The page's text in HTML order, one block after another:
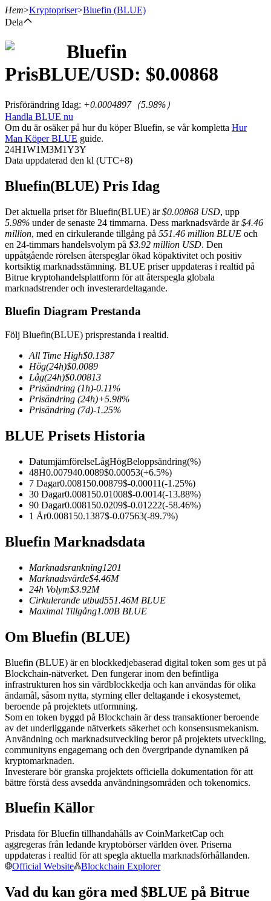
USDT Futures
TradFi
Derivat för aktier, valuta, ädelmetaller och råvaror
USDC Futures
Kopiera Trading
Gå med de bästa handlarna
Njut av vinstdelning och kopieringshandelsprovisioner
Hem>Kryptopriser>Bluefin (BLUE)
Dela
Bluefin
PrisBLUE/USD: $0.00868
Prisförändring Idag: +0.0004897（5.98%）
Handla BLUE nu
Om du är osäker på hur du köper Bluefin, se vår kompletta Hur
Man Köper BLUE guide.
24H1W1M3M1Y3Y
Data uppdaterad den kl (UTC+8)
Bluefin(BLUE) Pris Idag
Det aktuella priset för Bluefin(BLUE) är$0.00868 USD, upp
5.98% under de senaste 24 timmarna. Dess marknadsvärde är$4.46
million, med en cirkulerande tillgång på 551.46 million BLUE och
en 24-timmars handelsvolym på $3.92 million USD. Den
uppåtgående rörelsen återspeglar ökad köpaktivitet och positiv
kortsiktig marknadsstämning. BLUE priser uppdateras i realtid på
Bitrue kryptohandelsplattform för att återspegla globala
marknadstrender och investerardeltagande.
Bluefin Diagram Prestanda
Följ Bluefin(BLUE) prisprestanda i realtid.
All Time High$0.1387
Hög(24h)$0.0089
Låg(24h)$0.00813
Prisändring (1h)-0.11%
Prisändring (24h)+5.98%
Prisändring (7d)-1.25%
BLUE Prisets Historia
DatumjämförelseLågHögBeloppsändring(%)
48H0.007940.0089$0.00053(+6.5%)
7 Dagar0.008150.00879$-0.00011(-1.25%)
30 Dagar0.008150.01008$-0.0014(-13.88%)
90 Dagar0.008150.0209$-0.01222(-58.46%)
1 År0.008150.1387$-0.07563(-89.7%)
Bluefin Marknadsdata
Marknadsrankning1201
Marknadsvärde$4.46M
24h Volym$3.92M
Cirkulerande utbud551.46M BLUE
Maximal Tillgång1.00B BLUE
Om Bluefin (BLUE)
Bluefin (BLUE) är en blockkedjebaserad digital token som ges ut på
Blockchain-nätverket. Den fungerar inom den befintliga
infrastrukturen hos sin värdblockkedja och kan användas för olika
ändamål, såsom nytta, styrning eller deltagande i ekosystemet,
beroende på projektets utformning.
Som en token byggd på Blockchain är dess transaktioner beroende
av det underliggande nätverkets säkerhet och konsensusmekanism.
Användning och marknadsutveckling beror på projektets utveckling,
communityns engagemang och den övergripande dynamiken på
kryptomarknaden.
Investerare bör granska projektets officiella dokumentation för att
bättre förstå dess avsedda användningsområden och tokenomics.
Bluefin Källor
Prisdata för Bluefin tillhandahålls av CoinMarketCap och
aggregeras från ledande kryptobörser världen över. Priserna
uppdateras i realtid för att spegla aktuella marknadsförhållanden.
Official Website
Blockchain Explorer
Vad du kan göra med $BLUE på Bitrue